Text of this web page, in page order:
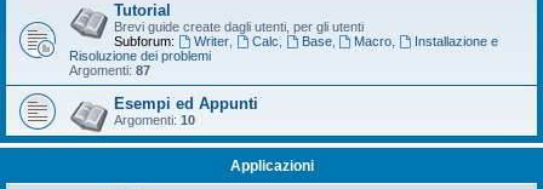
Tutorial
Brevi guide create dagli utenti, per gli utenti
Subforum:
Writer, Calc Base, Macro
Installazione e
Risoluzione dei problemi
Argomenti: 87
Esempi ed Appunti
Argomenti: 10
Applicazioni